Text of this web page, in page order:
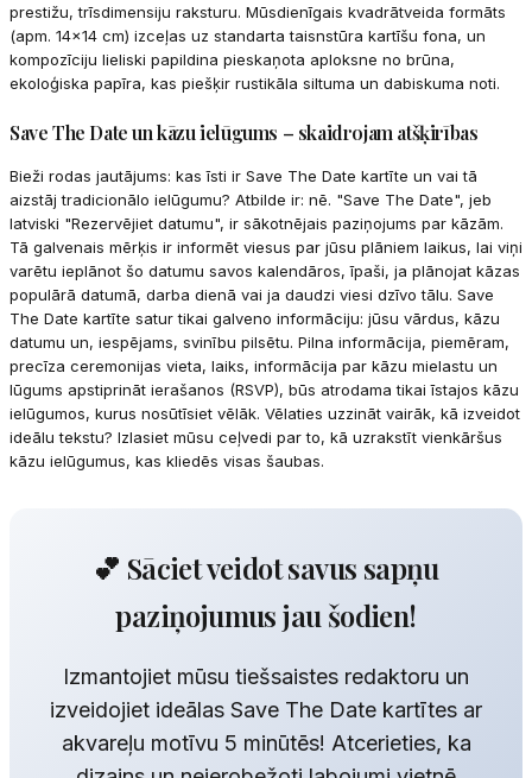
prestižu, trīsdimensiju raksturu. Mūsdienīgais kvadrātveida formāts
(apm. 14x14 cm) izceļas uz standarta taisnstūra kartīšu fona, un
kompozīciju lieliski papildina pieskaņota aploksne no brūna,
ekoloģiska papīra, kas piešķir rustikāla siltuma un dabiskuma noti.
Save The Date un kāzu ielūgums – skaidrojam atšķirības
Bieži rodas jautājums: kas īsti ir Save The Date kartīte un vai tā
aizstāj tradicionālo ielūgumu? Atbilde ir: nē. "Save The Date", jeb
latviski "Rezervējiet datumu", ir sākotnējais paziņojums par kāzām.
Tā galvenais mērķis ir informēt viesus par jūsu plāniem laikus, lai viņi
varētu ieplānot šo datumu savos kalendāros, īpaši, ja plānojat kāzas
populārā datumā, darba dienā vai ja daudzi viesi dzīvo tālu. Save
The Date kartīte satur tikai galveno informāciju: jūsu vārdus, kāzu
datumu un, iespējams, svinību pilsētu. Pilna informācija, piemēram,
precīza ceremonijas vieta, laiks, informācija par kāzu mielastu un
lūgums apstiprināt ierašanos (RSVP), būs atrodama tikai īstajos kāzu
ielūgumos, kurus nosūtīsiet vēlāk. Vēlaties uzzināt vairāk, kā izveidot
ideālu tekstu? Izlasiet mūsu ceļvedi par to, kā uzrakstīt vienkāršus
kāzu ielūgumus, kas kliedēs visas šaubas.
💕 Sāciet veidot savus sapņu
paziņojumus jau šodien!
Izmantojiet mūsu tiešsaistes redaktoru un
izveidojiet ideālas Save The Date kartītes ar
akvareļu motīvu 5 minūtēs! Atcerieties, ka